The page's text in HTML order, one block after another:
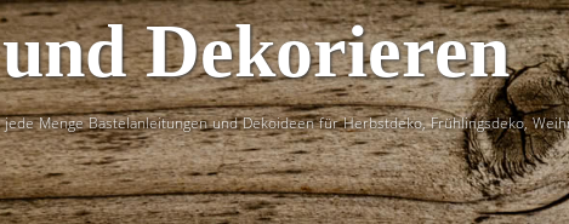
Dekorieren
Menge Bastelanleitungen und Dekoideen für Herbstdeko, Frühlingsdeko,